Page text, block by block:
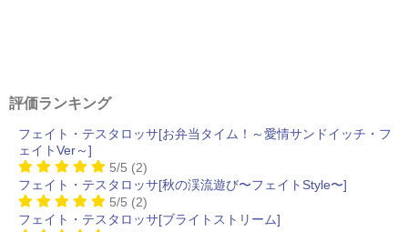
評価ランキング
フェイト・テスタロッサ[お弁当タイム！～愛情サンドイッチ・フ
ェイトVer～]
5/5 (2)
フェイト・テスタロッサ[秋の渓流遊び〜フェイトStyle〜]
5/5 (2)
フェイト・テスタロッサ[ブライトストリーム]